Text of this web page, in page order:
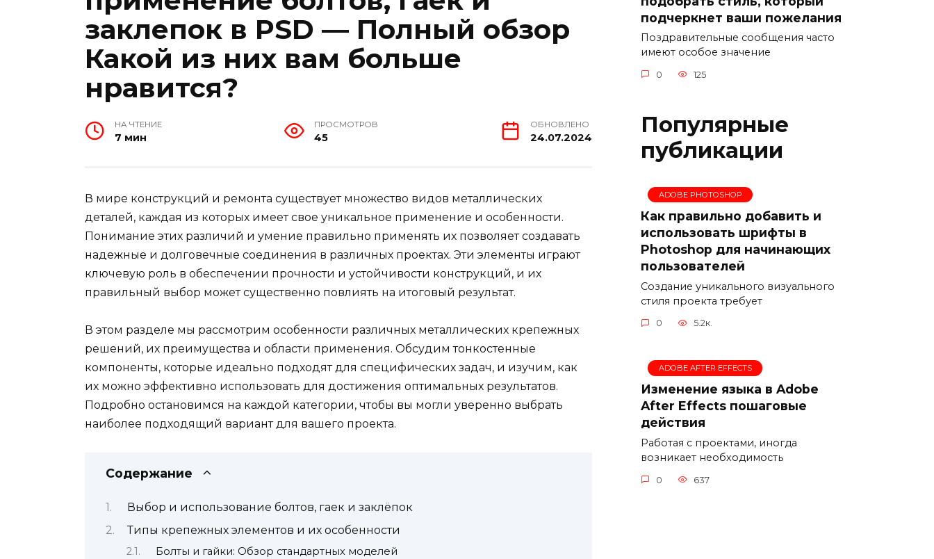
заклепок в PSD — Полный обзор
Какой из них вам больше
нравится?
НА ЧТЕНИЕ
7 мин
ПРОСМОТРОВ
45
ОБНОВЛЕНО
24.07.2024
В мире конструкций и ремонта существует множество видов металлических
деталей, каждая из которых имеет свое уникальное применение и особенности.
Понимание этих различий и умение правильно применять их позволяет создавать
надежные и долговечные соединения в различных проектах. Эти элементы играют
ключевую роль в обеспечении прочности и устойчивости конструкций, и их
правильный выбор может существенно повлиять на итоговый результат.
В этом разделе мы рассмотрим особенности различных металлических крепежных
решений, их преимущества и области применения. Обсудим тонкостенные
компоненты, которые идеально подходят для специфических задач, и изучим, как
их можно эффективно использовать для достижения оптимальных результатов.
Подробно остановимся на каждой категории, чтобы вы могли уверенно выбрать
наиболее подходящий вариант для вашего проекта.
Содержание
Выбор и использование болтов, гаек и заклёпок
Типы крепежных элементов и их особенности
Болты и гайки: Обзор стандартных моделей
подчеркнет ваши пожелания
Поздравительные сообщения часто
имеют особое значение
0 125
Популярные
публикации
ADOBE PHOTOSHOP
Как правильно добавить и
использовать шрифты в
Photoshop для начинающих
пользователей
Создание уникального визуального
стиля проекта требует
0 5.2к.
ADOBE AFTER EFFECTS
Изменение языка в Adobe
After Effects пошаговые
действия
Работая с проектами, иногда
возникает необходимость
0 637